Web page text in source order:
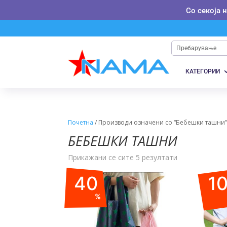
Со секоја
КАТЕГОРИИ
Почетна / Производи означени со “Бебешки ташни”
БЕБЕШКИ ТАШНИ
Прикажани се сите 5 резултати
40
%
10